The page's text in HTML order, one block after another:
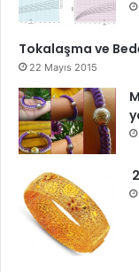
Tokalaşma ve
22 Mayıs 2015